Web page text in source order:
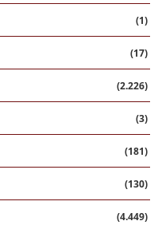
(1)
(17)
(2.226)
(3)
(181)
(130)
(4.449)